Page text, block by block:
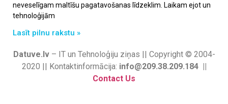
neveselīgam maltīšu pagatavošanas līdzeklim. Laikam ejot un
tehnoloģijām
Lasīt pilnu rakstu »
Datuve.lv– IT un Tehnoloģiju ziņas || Copyright © 2004-
2020 || Kontaktinformācija: info@209.38.209.184 ||
Contact Us